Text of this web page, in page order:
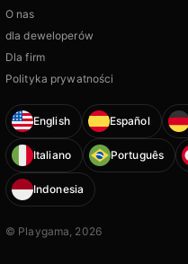
O nas
dla deweloperów
Dla firm
Polityka prywatności
English Español
Italiano Português
Indonesia
© Playgama, 2026